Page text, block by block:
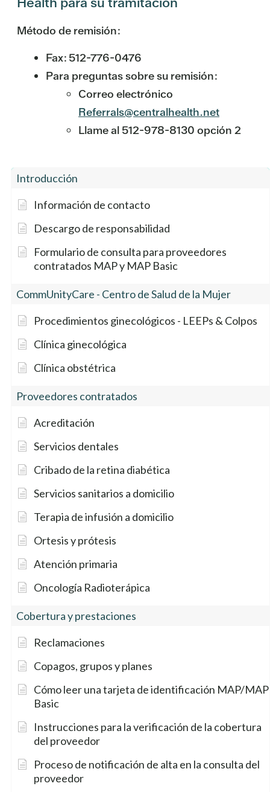
Introducción
Información de contacto
Descargo de responsabilidad
Formulario de consulta para proveedores
contratados MAP y MAP Basic
CommUnityCare - Centro de Salud de la Mujer
Procedimientos ginecológicos - LEEPs & Colpos
Clínica ginecológica
Clínica obstétrica
Proveedores contratados
Acreditación
Servicios dentales
Cribado de la retina diabética
Servicios sanitarios a domicilio
Terapia de infusión a domicilio
Ortesis y prótesis
Atención primaria
Oncología Radioterápica
Cobertura y prestaciones
Reclamaciones
Copagos, grupos y planes
Cómo leer una tarjeta de identificación MAP/MAP
Basic
Instrucciones para la verificación de la cobertura
del proveedor
Proceso de notificación de alta en la consulta del
proveedor
Método de remisión:
Fax: 512-776-0476
Para preguntas sobre su remisión:
Correo electrónico
Referrals@centralhealth.net
Llame al 512-978-8130 opción 2